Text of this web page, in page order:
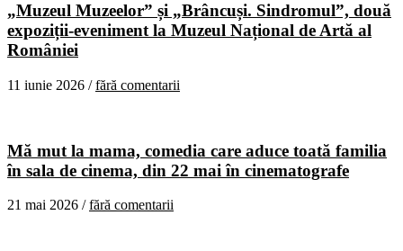
„Muzeul Muzeelor” și „Brâncuși. Sindromul”, două
expoziții-eveniment la Muzeul Național de Artă al
României
11 iunie 2026 /fără comentarii
Mă mut la mama, comedia care aduce toată familia
în sala de cinema, din 22 mai în cinematografe
21 mai 2026 /fără comentarii